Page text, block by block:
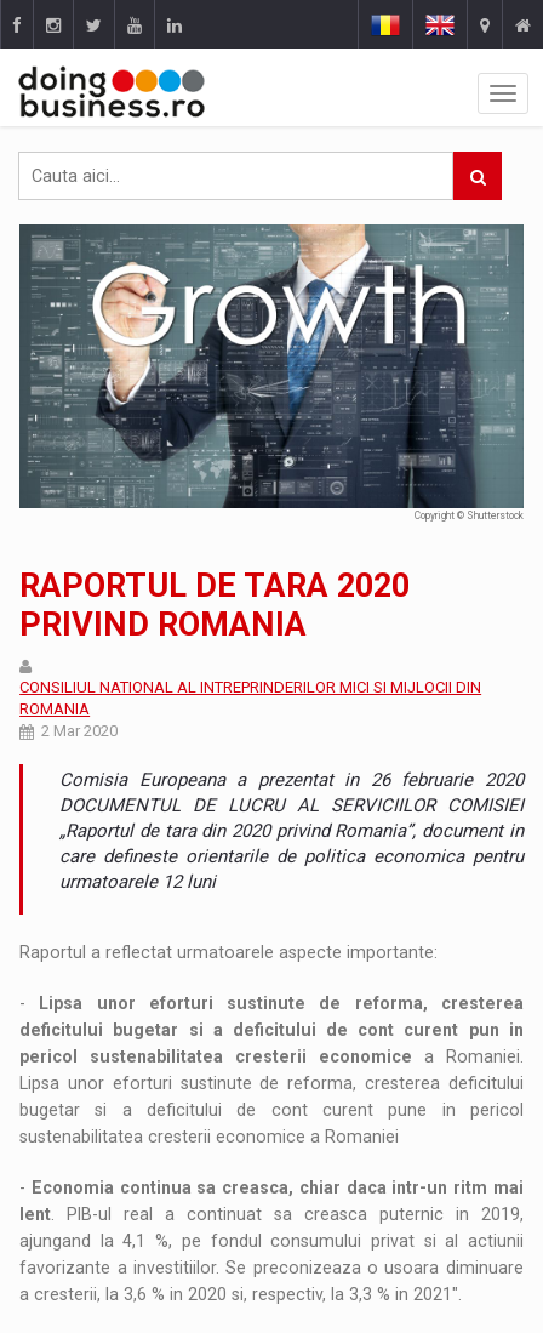
Copyright © Shutterstock
RAPORTUL DE TARA 2020
PRIVIND ROMANIA
CONSILIUL NATIONAL AL INTREPRINDERILOR MICI SI MIJLOCII DIN
ROMANIA
2 Mar 2020
Comisia Europeana a prezentat in 26 februarie 2020
DOCUMENTUL DE LUCRU AL SERVICIILOR COMISIEI
„Raportul de tara din 2020 privind Romania”, document in
care defineste orientarile de politica economica pentru
urmatoarele 12 luni
Raportul a reflectat urmatoarele aspecte importante:
-
Lipsa unor eforturi sustinute de reforma, cresterea
deficitului bugetar si a deficitului de cont curent pun in
pericol sustenabilitatea cresterii economice a Romaniei.
Lipsa unor eforturi sustinute de reforma, cresterea deficitului
bugetar si a deficitului de cont curent pune in pericol
sustenabilitatea cresterii economice a Romaniei
- Economia continua sa creasca, chiar daca intr-un ritm mai
lent . PIB-ul real a continuat sa creasca puternic in 2019,
ajungand la 4,1 %, pe fondul consumului privat si al actiunii
favorizante a investitiilor. Se preconizeaza o usoara diminuare
a cresterii, la 3,6 % in 2020 si, respectiv, la 3,3 % in 2021".